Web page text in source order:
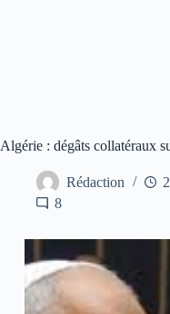
Algérie : dégâts collatéraux
Rédaction
8